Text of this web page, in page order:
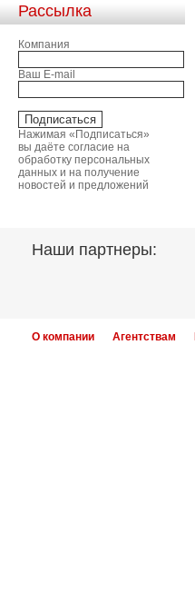
Рассылка
Компания
Ваш E-mail
Нажимая «Подписаться»
вы даёте согласие на
обработку персональных
данных и на получение
новостей и предложений
Наши партнеры:
О компании Агентствам